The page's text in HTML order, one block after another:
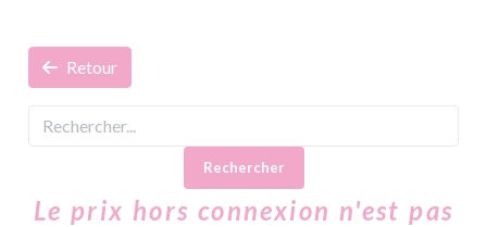
Retour
Rechercher
Le prix hors connexion n'est pas